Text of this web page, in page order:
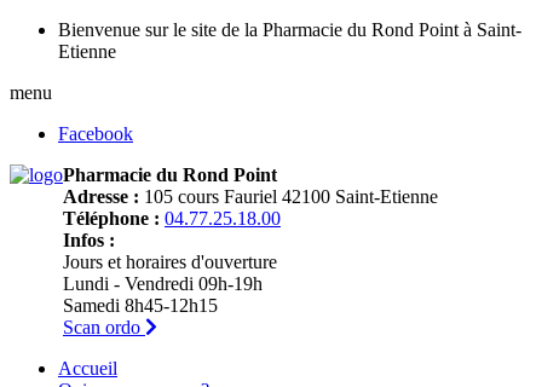
Bienvenue sur le site de la Pharmacie du Rond Point à Saint-
Etienne
menu
Facebook
Pharmacie du Rond Point
Adresse : 105 cours Fauriel 42100 Saint-Etienne
Téléphone : 04.77.25.18.00
Infos :
Jours et horaires d'ouverture
Lundi - Vendredi 09h-19h
Samedi 8h45-12h15
Scan ordo
Accueil